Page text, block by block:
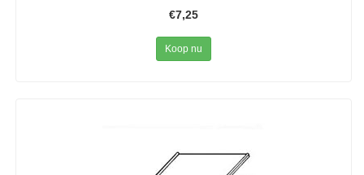
€7,25
Koop nu